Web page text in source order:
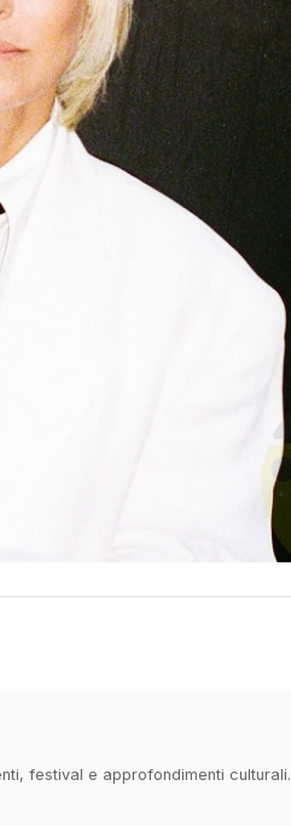
festival e approfondimenti culturali.